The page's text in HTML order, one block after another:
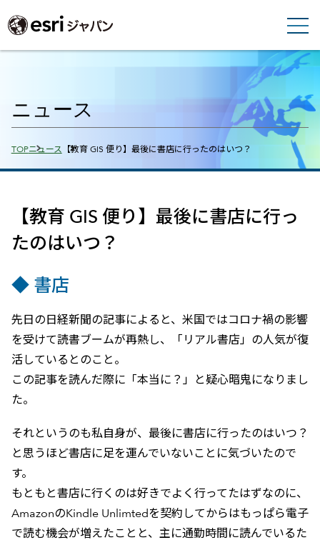
ニュース
Breadcrumbs
TOPニュース 【教育 GIS 便り】最後に書店に行ったのはいつ？
【教育 GIS 便り】最後に書店に行っ
たのはいつ？
◆ 書店
先日の日経新聞の記事によると、米国ではコロナ禍の影響
を受けて読書ブームが再熱し、「リアル書店」の人気が復
活しているとのこと。
この記事を読んだ際に「本当に？」と疑心暗鬼になりまし
た。
それというのも私自身が、最後に書店に行ったのはいつ？
と思うほど書店に足を運んでいないことに気づいたので
す。
もともと書店に行くのは好きでよく行ってたはずなのに、
AmazonのKindle Unlimtedを契約してからはもっぱら電子
で読む機会が増えたことと、主に通勤時間に読んでいるた